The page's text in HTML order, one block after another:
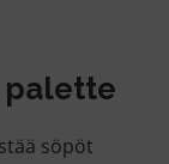
palette
söpöt